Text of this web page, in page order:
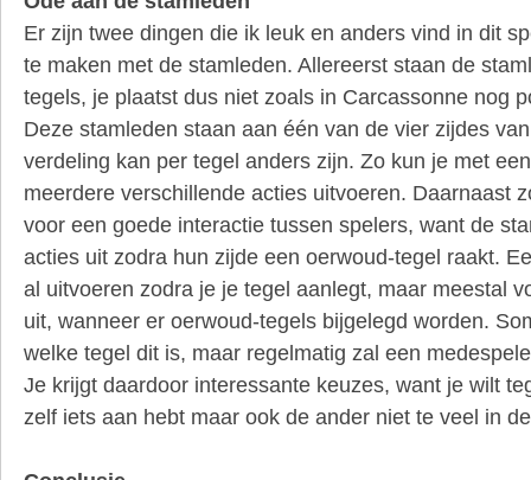
Er zijn twee dingen die ik leuk en anders vind in dit
te maken met de stamleden. Allereerst staan de
tegels, je plaatst dus niet zoals in Carcassonne nog
Deze stamleden staan aan één van de vier zijdes
verdeling kan per tegel anders zijn. Zo kun je met
meerdere verschillende acties uitvoeren. Daarnaast
voor een goede interactie tussen spelers, want de
acties uit zodra hun zijde een oerwoud-tegel raakt.
al uitvoeren zodra je je tegel aanlegt, maar meestal
uit, wanneer er oerwoud-tegels bijgelegd worden.
welke tegel dit is, maar regelmatig zal een
Je krijgt daardoor interessante keuzes, want je wilt
zelf iets aan hebt maar ook de ander niet te veel in